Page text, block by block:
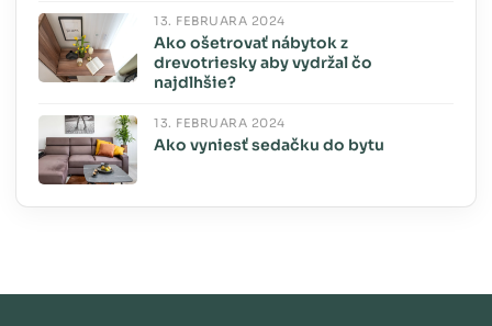
13. FEBRUÁRA 2024
Ako ošetrovať nábytok z
drevotriesky aby vydržal čo
najdlhšie?
13. FEBRUÁRA 2024
Ako vyniesť sedačku do bytu